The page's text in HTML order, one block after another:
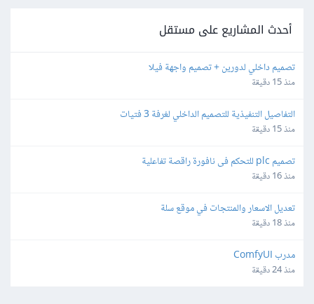
أحدث المشاريع على مستقل
تصميم داخلي لدورين + تصميم واجهة فيلا
منذ 15 دقيقة
التفاصيل التنفيذية للتصميم الداخلي لغرفة 3 فتيات
منذ 15 دقيقة
تصميم plc للتحكم فى نافورة راقصة تفاعلية
منذ 16 دقيقة
تعديل الاسعار والمنتجات في موقع سلة
منذ 18 دقيقة
مدرب ComfyUI
منذ 24 دقيقة